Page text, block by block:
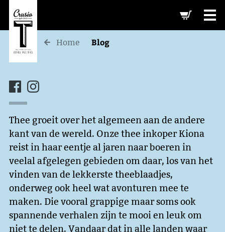
Home Blog
Thee groeit over het algemeen aan de andere
kant van de wereld. Onze thee inkoper Kiona
reist in haar eentje al jaren naar boeren in
veelal afgelegen gebieden om daar, los van het
vinden van de lekkerste theeblaadjes,
onderweg ook heel wat avonturen mee te
maken. Die vooral grappige maar soms ook
spannende verhalen zijn te mooi en leuk om
niet te delen. Vandaar dat in alle landen waar